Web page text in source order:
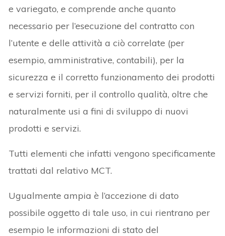
e variegato, e comprende anche quanto
necessario per l’esecuzione del contratto con
l’utente e delle attività a ciò correlate (per
esempio, amministrative, contabili), per la
sicurezza e il corretto funzionamento dei prodotti
e servizi forniti, per il controllo qualità, oltre che
naturalmente usi a fini di sviluppo di nuovi
prodotti e servizi.
Tutti elementi che infatti vengono specificamente
trattati dal relativo MCT.
Ugualmente ampia è l’accezione di dato
possibile oggetto di tale uso, in cui rientrano per
esempio le informazioni di stato del